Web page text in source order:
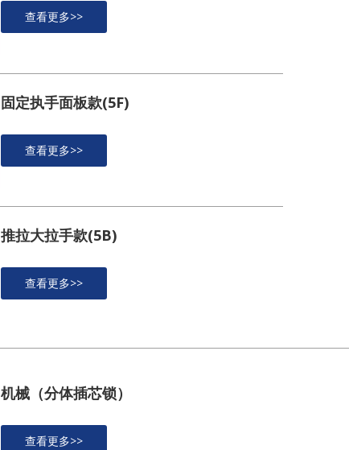
查看更多>>
固定执手面板款(5F)
查看更多>>
推拉大拉手款(5B)
查看更多>>
机械（分体插芯锁）
查看更多>>